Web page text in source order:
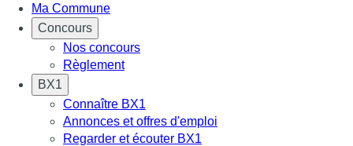
Ma Commune
Concours
Nos concours
Règlement
BX1
Connaître BX1
Annonces et offres d'emploi
Regarder et écouter BX1